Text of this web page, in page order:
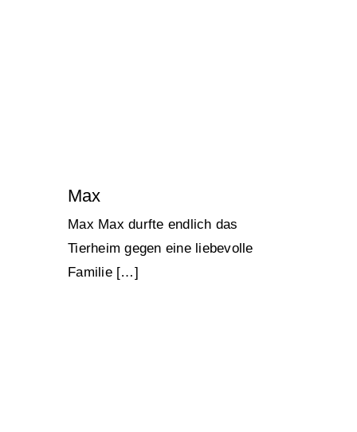
Max
Max Max durfte endlich das
Tierheim gegen eine liebevolle
Familie […]